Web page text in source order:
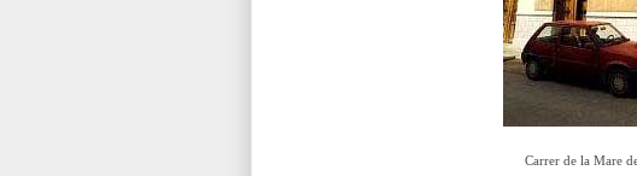
Carrer de la Mare